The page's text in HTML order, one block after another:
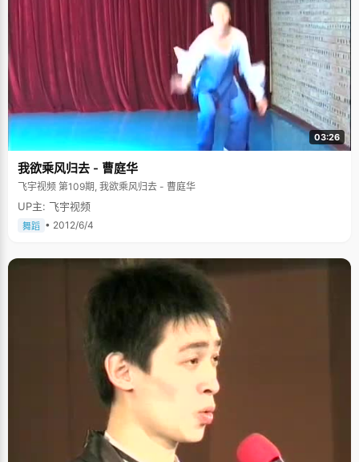
起这些年的学习方法，庞若愚总结每个人都有属于自己的学习方法，最关键
的是要找到正确的学习方法。他说自己在学习的过程中更加注重的是效率，
而且对于文科生来说一定要多读书，最重要的博闻强记，不断地积累知识，
这样才能提高自身的理解力以及对问题的思辨能力。 喜欢昆曲 也爱动漫 北
京大学的百周年纪念堂演出很多，庞若愚最喜欢去看话剧、京剧还有昆曲，
最经典的《西厢记》和《牡丹亭》他百看不厌，几乎每场都去。北京每年九
月会有国际青年戏剧节，这段时间的剧目都是纯文学纯艺术的，而且先锋戏
剧比较多，每年这个时候的剧目庞若愚都会看得比较多。因为对戏剧的热
爱，庞若愚坦言当作家也是梦想之一，也曾想过自己写一部剧，只是一直水
平有限才迟迟没有动笔，他说自己需要积累和学习的还很多。在采访的过程
中，我们邀庞若愚在黑板上写板书，他写了南宋词人蒋捷所作的《虞美人
&middot;听雨》，"悲欢离合总无情。一任阶前，点滴到天明。"清秀的字体
很像他留给我们的印象。 除了喜欢古典的戏剧和诗词之外，庞若愚还是一个
彻头彻尾的二次元爱好者。他从小就喜欢动漫，小时候大家都喜欢看的《名
侦探柯南》和《樱桃小丸子》他现在依旧喜欢看，除此之外，现在的他依旧
会通过看动漫来放松心情、缓解课业的紧张。因为热爱，他加入了北大的元
火动漫社，与更多热爱漫画的年轻人在一起讨论漫画、Cosplay、准备演
出，一起享受着漫画带来的快乐。 在北大的日子，庞若愚除了忙学业之外，
关、企业、学校等进行调研，以此来丰富自己的经历。来到北京三年，庞若
愚说自己成熟了，随着年龄的增长，他也会考虑未来的路该怎么走，大学里
也有很多无奈和现实。但是，庞若愚坚定着自己的梦想，他说初步计划还是
会继续读研，更加希望能在自己所在的领域有所精进。未来还很长，说一路
顺风太牵强，但是我们还是要祝愿庞若愚，愿他能在自己喜欢的路上，勇往
03:26
我欲乘风归去 - 曹庭华
飞宇视频 第109期, 我欲乘风归去 - 曹庭华
UP主: 飞宇视频
舞蹈 • 2012/6/4